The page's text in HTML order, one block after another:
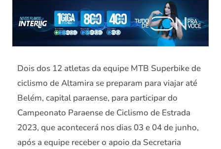
Dois dos 12 atletas da equipe MTB Superbike de
ciclismo de Altamira se preparam para viajar até
Belém, capital paraense, para participar do
Campeonato Paraense de Ciclismo de Estrada
2023, que acontecerá nos dias 03 e 04 de junho,
após a equipe receber o apoio da Secretaria